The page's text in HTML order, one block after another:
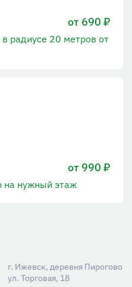
от 690 ₽
в радиусе 20 метров от
от 990 ₽
на нужный этаж
г. Ижевск, деревня Пирогово
ул. Торговая, 18